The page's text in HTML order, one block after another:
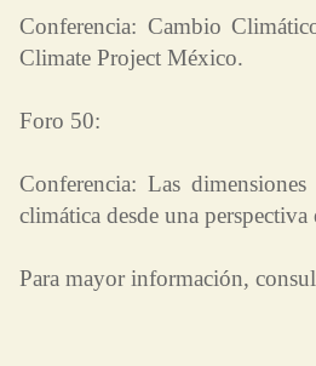
Conferencia: Cambio
Climate Project México.
Foro 50:
Conferencia: Las
climática desde una perspectiva
Para mayor información,